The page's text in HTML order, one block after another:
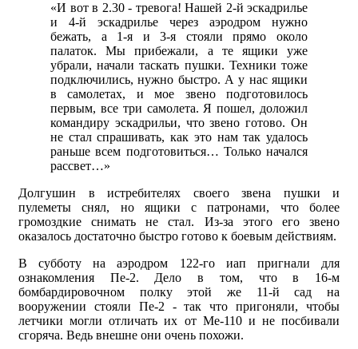
«И вот в 2.30 - тревога! Нашей 2-й эскадрилье
и 4-й эскадрилье через аэродром нужно
бежать, а 1-я и 3-я стояли прямо около
палаток. Мы прибежали, а те ящики уже
убрали, начали таскать пушки. Техники тоже
подключились, нужно быстро. А у нас ящики
в самолетах, и мое звено подготовилось
первым, все три самолета. Я пошел, доложил
командиру эскадрильи, что звено готово. Он
не стал спрашивать, как это нам так удалось
раньше всем подготовиться… Только начался
рассвет…»
Долгушин в истребителях своего звена пушки и
пулеметы снял, но ящики с патронами, что более
громоздкие снимать не стал. Из-за этого его звено
оказалось достаточно быстро готово к боевым действиям.
В субботу на аэродром 122-го иап пригнали для
ознакомления Пе-2. Дело в том, что в 16-м
бомбардировочном полку этой же 11-й сад на
вооружении стояли Пе-2 - так что пригоняли, чтобы
летчики могли отличать их от Ме-110 и не посбивали
сгоряча. Ведь внешне они очень похожи.